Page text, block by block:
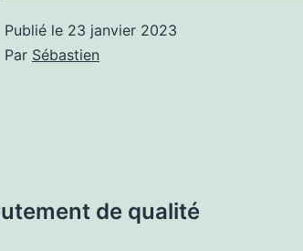
Publié le 23 janvier 2023
Par Sébastien
de qualité